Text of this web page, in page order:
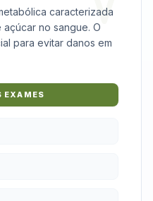
caracterizada
no sangue. O
para evitar danos em
EXAMES